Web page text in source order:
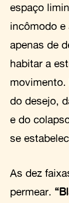
espaço
incômodo e
apenas de
habitar a
movimento.
do desejo,
e do
se
As dez
permear.